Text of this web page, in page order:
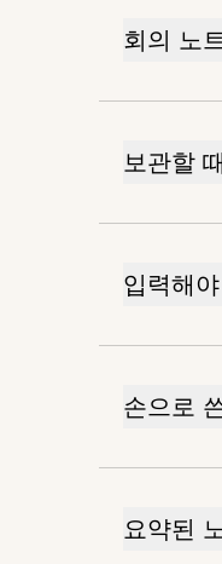
회의 노
보관할
입력해
손으로
요약된